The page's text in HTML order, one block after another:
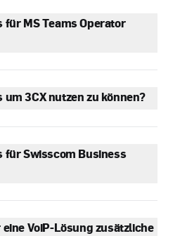
für MS Teams Operator
um 3CX nutzen zu können?
für Swisscom Business
VoiP-Lösung zusätzliche